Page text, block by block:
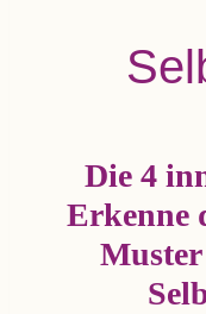
Die 4
Erkenne